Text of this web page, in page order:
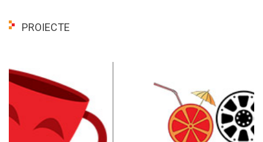
PROIECTE